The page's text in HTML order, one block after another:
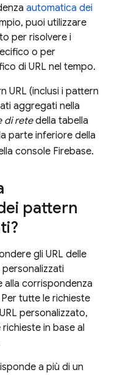
automatica dei
puoi utilizzare
per risolvere i
o per
di URL nel tempo.
URL (inclusi i pattern
aggregati nella
di retedella tabella
parte inferiore della
console Firebase.
pattern
gli URL delle
corrispondenza
tutte le richieste
personalizzato,
in base al
a più di un